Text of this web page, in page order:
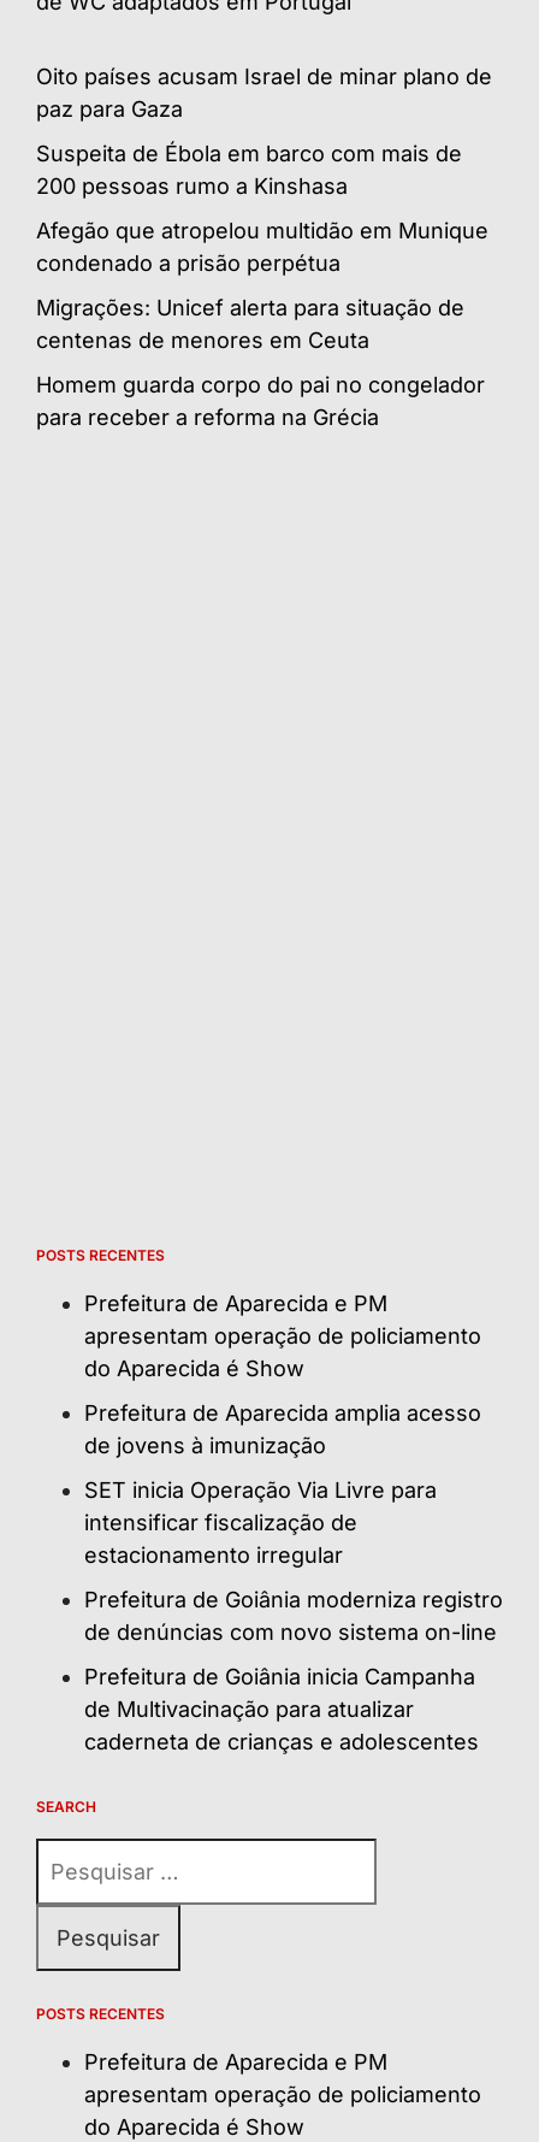
Oito países acusam Israel de minar plano de
paz para Gaza
Suspeita de Ébola em barco com mais de
200 pessoas rumo a Kinshasa
Afegão que atropelou multidão em Munique
condenado a prisão perpétua
Migrações: Unicef alerta para situação de
centenas de menores em Ceuta
Homem guarda corpo do pai no congelador
para receber a reforma na Grécia
POSTS RECENTES
Prefeitura de Aparecida e PM
apresentam operação de policiamento
do Aparecida é Show
Prefeitura de Aparecida amplia acesso
de jovens à imunização
SET inicia Operação Via Livre para
intensificar fiscalização de
estacionamento irregular
Prefeitura de Goiânia moderniza registro
de denúncias com novo sistema on-line
Prefeitura de Goiânia inicia Campanha
de Multivacinação para atualizar
caderneta de crianças e adolescentes
SEARCH
por:
POSTS RECENTES
Prefeitura de Aparecida e PM
apresentam operação de policiamento
do Aparecida é Show